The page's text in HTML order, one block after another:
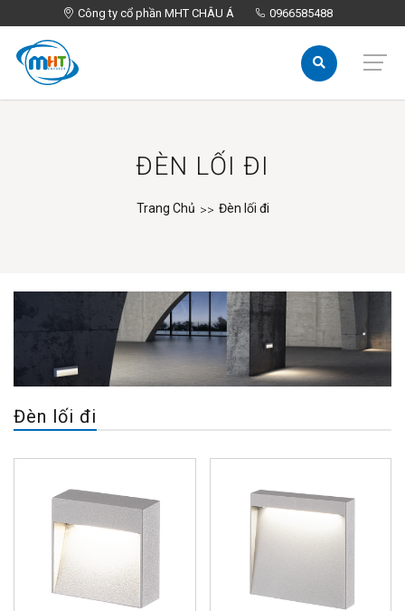
Công ty cổ phần MHT CHÂU Á 0966585488
Công ty cổ phần MHT CHÂU Á 0966585488
ĐÈN LỐI ĐI
Trang Chủ Đèn lối đi
Đèn lối đi